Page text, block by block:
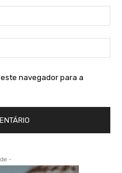
navegador para a
-